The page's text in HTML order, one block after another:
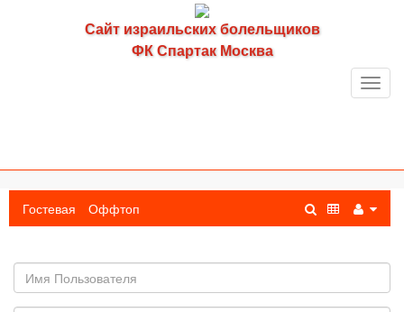
Сайт израильских болельщиков
ФК Спартак Москва
Гостевая Оффтоп
пользователя